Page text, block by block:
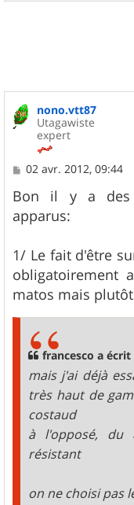
nono.vtt87
Utagawiste
expert
M
s
s
a
02 avr. 2012, 09:44
Bon il y a des
apparus:
1/ Le fait d'être
obligatoirement
matos mais
francesco a écrit
mais j'ai déjà
très haut de
costaud
à l'opposé, du
résistant
on ne choisi pas